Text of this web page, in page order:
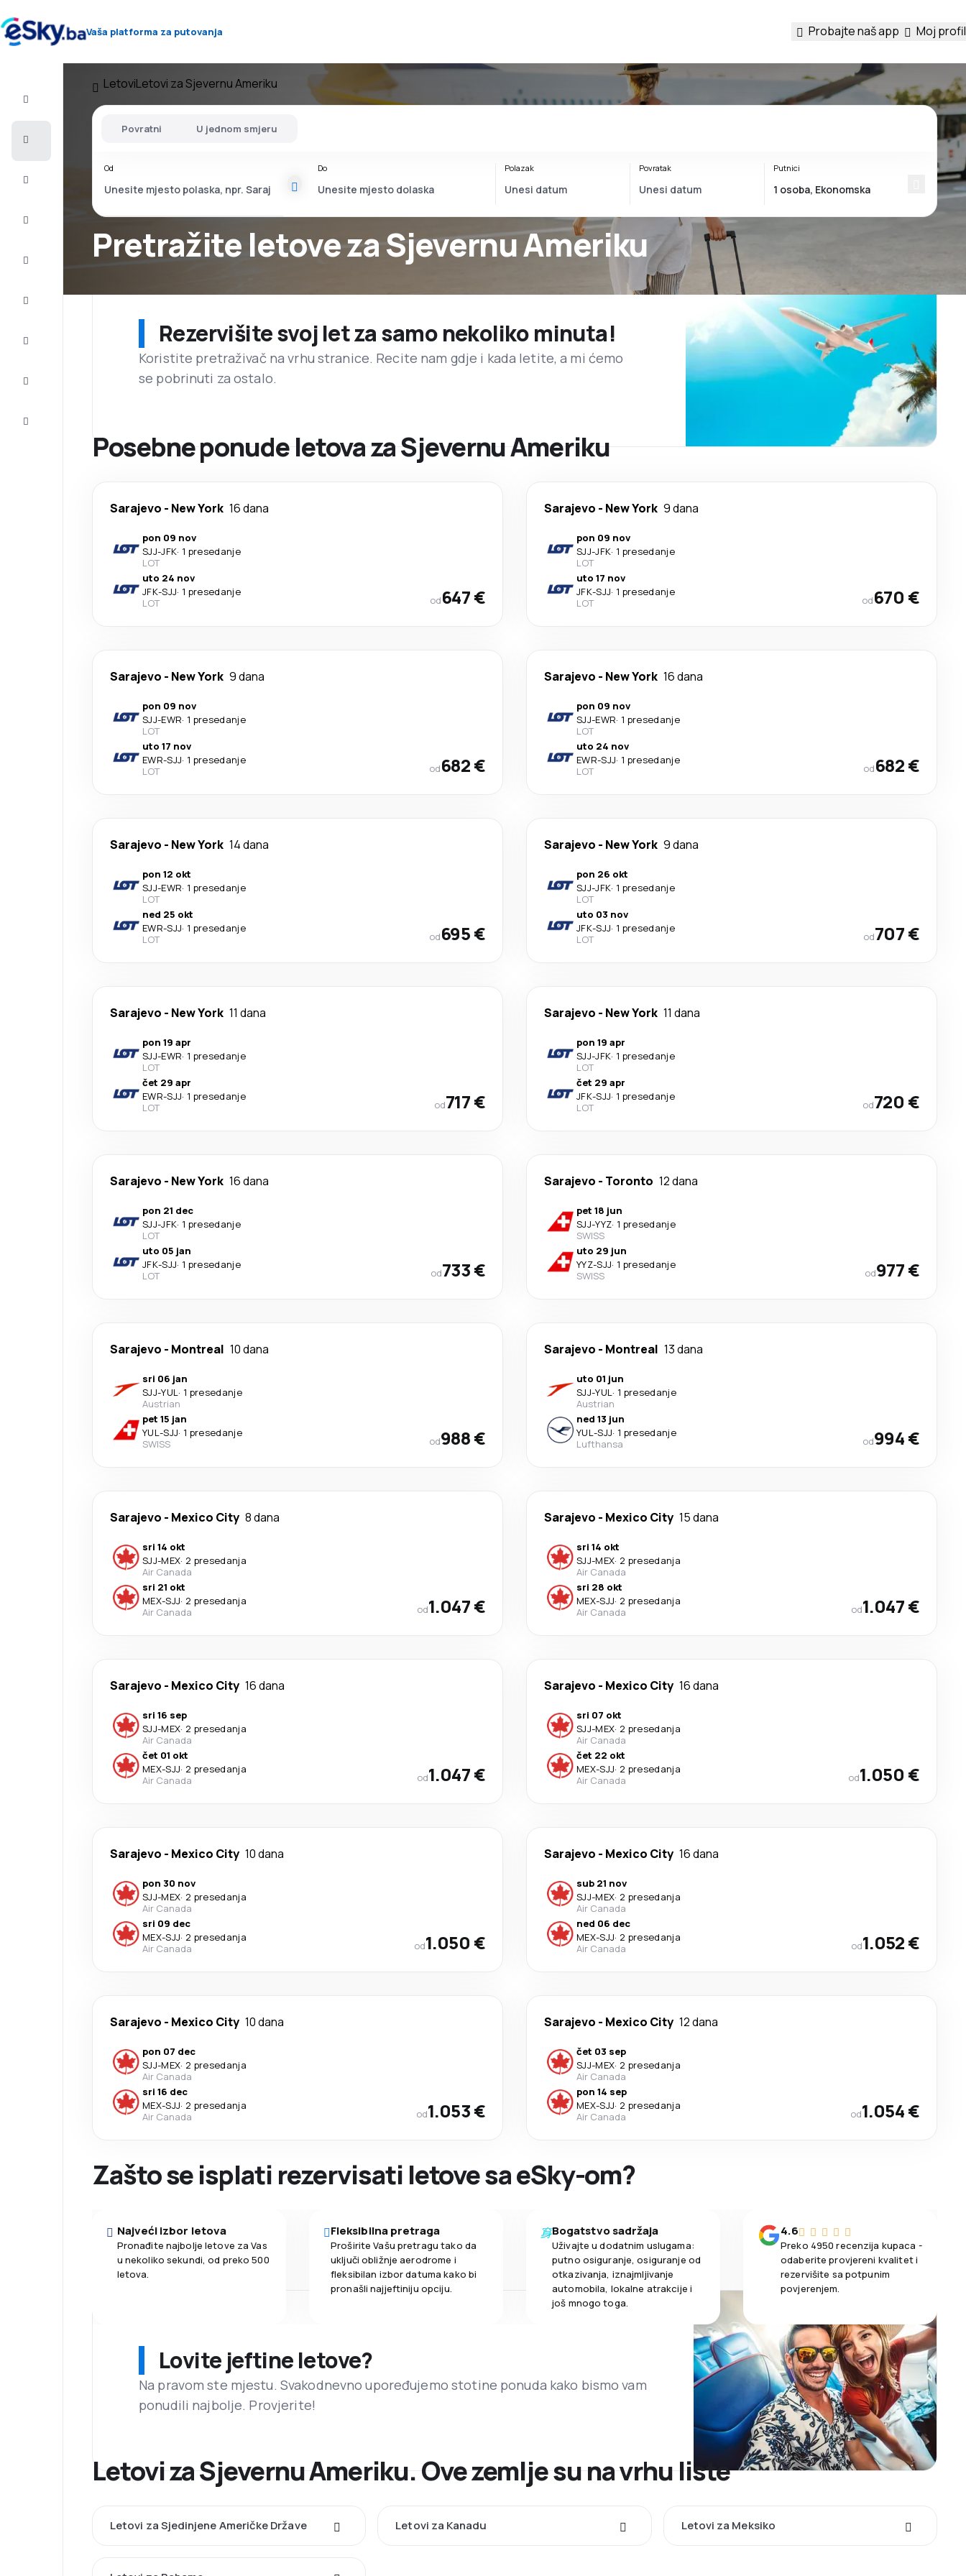
Vaša platforma za putovanja Probajte naš app Moj profil
LetoviLetovi za Sjevernu Ameriku
Pretražite letove za Sjevernu Ameriku
Povratni U jednom smjeru
Od Do Polazak Povratak Putnici
Rezervišite svoj let za samo nekoliko minuta!
Koristite pretraživač na vrhu stranice. Recite nam gdje i kada letite, a mi ćemo
se pobrinuti za ostalo.
Posebne ponude letova za Sjevernu Ameriku
Sarajevo - New York 16 dana
pon 09 nov
SJJ-JFK· 1 presedanje
LOT
uto 24 nov
JFK-SJJ· 1 presedanje
LOT
od647 €
Sarajevo - New York 9 dana
pon 09 nov
SJJ-JFK· 1 presedanje
LOT
uto 17 nov
JFK-SJJ· 1 presedanje
LOT
od670 €
Sarajevo - New York 9 dana
pon 09 nov
SJJ-EWR· 1 presedanje
LOT
uto 17 nov
EWR-SJJ· 1 presedanje
LOT
od682 €
Sarajevo - New York 16 dana
pon 09 nov
SJJ-EWR· 1 presedanje
LOT
uto 24 nov
EWR-SJJ· 1 presedanje
LOT
od682 €
Sarajevo - New York 14 dana
pon 12 okt
SJJ-EWR· 1 presedanje
LOT
ned 25 okt
EWR-SJJ· 1 presedanje
LOT
od695 €
Sarajevo - New York 9 dana
pon 26 okt
SJJ-JFK· 1 presedanje
LOT
uto 03 nov
JFK-SJJ· 1 presedanje
LOT
od707 €
Sarajevo - New York 11 dana
pon 19 apr
SJJ-EWR· 1 presedanje
LOT
čet 29 apr
EWR-SJJ· 1 presedanje
LOT
od717 €
Sarajevo - New York 11 dana
pon 19 apr
SJJ-JFK· 1 presedanje
LOT
čet 29 apr
JFK-SJJ· 1 presedanje
LOT
od720 €
Sarajevo - New York 16 dana
pon 21 dec
SJJ-JFK· 1 presedanje
LOT
uto 05 jan
JFK-SJJ· 1 presedanje
LOT
od733 €
Sarajevo - Toronto 12 dana
pet 18 jun
SJJ-YYZ· 1 presedanje
SWISS
uto 29 jun
YYZ-SJJ· 1 presedanje
SWISS
od977 €
Sarajevo - Montreal 10 dana
sri 06 jan
SJJ-YUL· 1 presedanje
Austrian
pet 15 jan
YUL-SJJ· 1 presedanje
SWISS
od988 €
Sarajevo - Montreal 13 dana
uto 01 jun
SJJ-YUL· 1 presedanje
Austrian
ned 13 jun
YUL-SJJ· 1 presedanje
Lufthansa
od994 €
Sarajevo - Mexico City 8 dana
sri 14 okt
SJJ-MEX· 2 presedanja
Air Canada
sri 21 okt
MEX-SJJ· 2 presedanja
Air Canada
od1.047 €
Sarajevo - Mexico City 15 dana
sri 14 okt
SJJ-MEX· 2 presedanja
Air Canada
sri 28 okt
MEX-SJJ· 2 presedanja
Air Canada
od1.047 €
Sarajevo - Mexico City 16 dana
sri 16 sep
SJJ-MEX· 2 presedanja
Air Canada
čet 01 okt
MEX-SJJ· 2 presedanja
Air Canada
od1.047 €
Sarajevo - Mexico City 16 dana
sri 07 okt
SJJ-MEX· 2 presedanja
Air Canada
čet 22 okt
MEX-SJJ· 2 presedanja
Air Canada
od1.050 €
Sarajevo - Mexico City 10 dana
pon 30 nov
SJJ-MEX· 2 presedanja
Air Canada
sri 09 dec
MEX-SJJ· 2 presedanja
Air Canada
od1.050 €
Sarajevo - Mexico City 16 dana
sub 21 nov
SJJ-MEX· 2 presedanja
Air Canada
ned 06 dec
MEX-SJJ· 2 presedanja
Air Canada
od1.052 €
Sarajevo - Mexico City 10 dana
pon 07 dec
SJJ-MEX· 2 presedanja
Air Canada
sri 16 dec
MEX-SJJ· 2 presedanja
Air Canada
od1.053 €
Sarajevo - Mexico City 12 dana
čet 03 sep
SJJ-MEX· 2 presedanja
Air Canada
pon 14 sep
MEX-SJJ· 2 presedanja
Air Canada
od1.054 €
Zašto se isplati rezervisati letove sa eSky-om?
Najveći izbor letova
Pronađite najbolje letove za Vas
u nekoliko sekundi, od preko 500
letova.
Fleksibilna pretraga
Proširite Vašu pretragu tako da
uključi obližnje aerodrome i
fleksibilan izbor datuma kako bi
pronašli najjeftiniju opciju.
Bogatstvo sadržaja
Uživajte u dodatnim uslugama:
putno osiguranje, osiguranje od
otkazivanja, iznajmljivanje
automobila, lokalne atrakcije i
još mnogo toga.
4.6
Preko 4950 recenzija kupaca -
odaberite provjereni kvalitet i
rezervišite sa potpunim
povjerenjem.
Lovite jeftine letove?
Na pravom ste mjestu. Svakodnevno upoređujemo stotine ponuda kako bismo vam
ponudili najbolje. Provjerite!
Letovi za Sjevernu Ameriku. Ove zemlje su na vrhu liste
Letovi za Sjedinjene Američke Države Letovi za Kanadu Letovi za Meksiko